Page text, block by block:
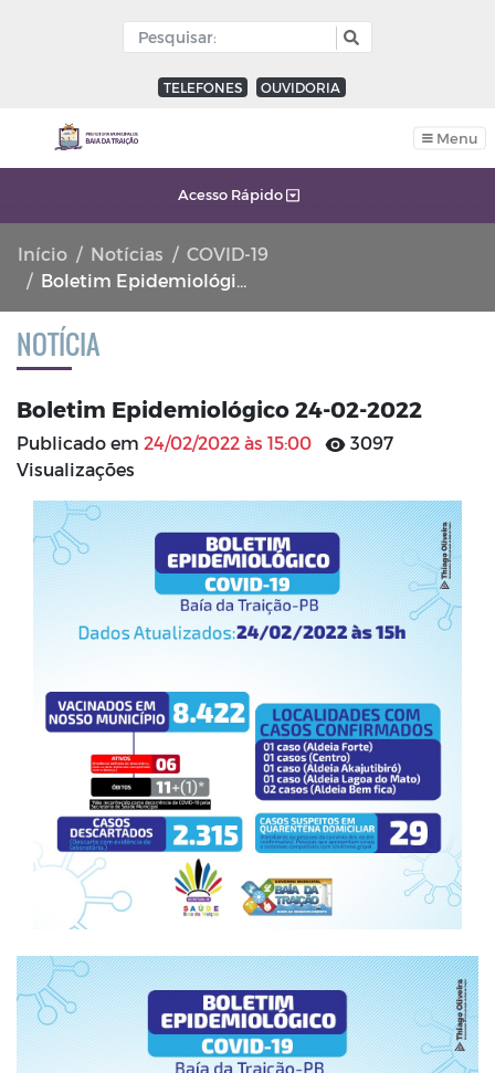
TELEFONES OUVIDORIA
Menu
Acesso Rápido
Início Notícias
COVID-19
Boletim Epidemiológico 24-02-2022
NOTÍCIA
Boletim Epidemiológico 24-02-2022
Publicado em 24/02/2022 às 15:00
3097
Visualizações